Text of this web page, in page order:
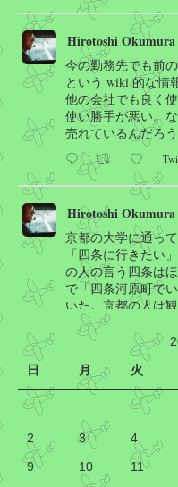
Hirotoshi Okumura
今の勤務先でも前
という wiki 的な情
他の会社でも良く
使い勝手が悪い。
売れているんだろ
Hirotoshi Okumura
京都の大学に通っ
「四条に行きたい
の人の言う四条は
で「四条河原町で
いた。京都の人は
で顔が曇ることは
Manabu INOUE
京都で「四条に
も市民の顔が曇
四条通は長く、
バス停に至っては
日
月 火
2
3 4
9
10 11